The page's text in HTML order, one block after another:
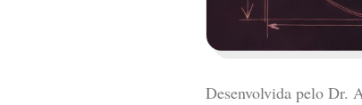
Desenvolvida pelo Dr.